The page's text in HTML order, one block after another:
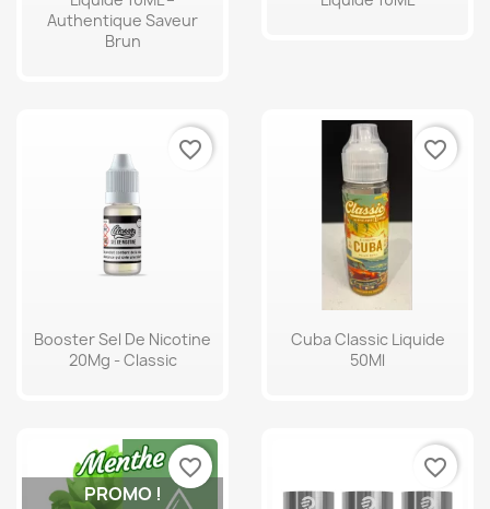
Authentique Saveur
Brun
Booster Sel De Nicotine
20Mg - Classic
favorite_border
Cuba Classic Liquide
50Ml
favorite_border
PROMO !
favorite_border favorite_border